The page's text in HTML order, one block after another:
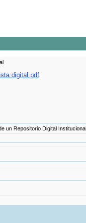
digital.pdf
un Repositorio Digital